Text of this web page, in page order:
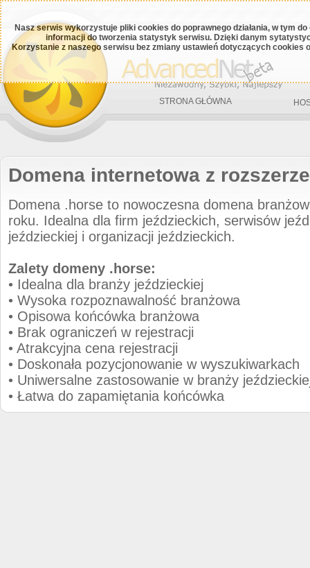
Nasz serwis wykorzystuje pliki cookies do poprawnego działania, w tym
informacji do tworzenia statystyk serwisu. Dzięki danym
Korzystanie z naszego serwisu bez zmiany ustawień dotyczących cookies
STRONA GŁÓWNA
Domena internetowa z
Domena .horse to nowoczesna domena
roku. Idealna dla firm jeździeckich, serwisów
jeździeckiej i organizacji jeździeckich.
Zalety domeny .horse:
• Idealna dla branży jeździeckiej
• Wysoka rozpoznawalność branżowa
• Opisowa końcówka branżowa
• Brak ograniczeń w rejestracji
• Atrakcyjna cena rejestracji
• Doskonała pozycjonowanie w wyszukiwarkach
• Uniwersalne zastosowanie w branży
• Łatwa do zapamiętania końcówka